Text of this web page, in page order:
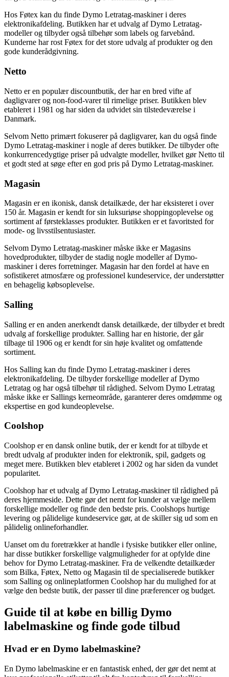
Hos Føtex kan du finde Dymo Letratag-maskiner i deres
elektronikafdeling. Butikken har et udvalg af Dymo Letratag-
modeller og tilbyder også tilbehør som labels og farvebånd.
Kunderne har rost Føtex for det store udvalg af produkter og den
gode kunderådgivning.
Netto
Netto er en populær discountbutik, der har en bred vifte af
dagligvarer og non-food-varer til rimelige priser. Butikken blev
etableret i 1981 og har siden da udvidet sin tilstedeværelse i
Danmark.
Selvom Netto primært fokuserer på dagligvarer, kan du også finde
Dymo Letratag-maskiner i nogle af deres butikker. De tilbyder ofte
konkurrencedygtige priser på udvalgte modeller, hvilket gør Netto til
et godt sted at søge efter en god pris på Dymo Letratag-maskiner.
Magasin
Magasin er en ikonisk, dansk detailkæde, der har eksisteret i over
150 år. Magasin er kendt for sin luksuriøse shoppingoplevelse og
sortiment af førsteklasses produkter. Butikken er et favoritsted for
mode- og livsstilsentusiaster.
Selvom Dymo Letratag-maskiner måske ikke er Magasins
hovedprodukter, tilbyder de stadig nogle modeller af Dymo-
maskiner i deres forretninger. Magasin har den fordel at have en
sofistikeret atmosfære og professionel kundeservice, der understøtter
en behagelig købsoplevelse.
Salling
Salling er en anden anerkendt dansk detailkæde, der tilbyder et bredt
udvalg af forskellige produkter. Salling har en historie, der går
tilbage til 1906 og er kendt for sin høje kvalitet og omfattende
sortiment.
Hos Salling kan du finde Dymo Letratag-maskiner i deres
elektronikafdeling. De tilbyder forskellige modeller af Dymo
Letratag og har også tilbehør til rådighed. Selvom Dymo Letratag
måske ikke er Sallings kerneområde, garanterer deres omdømme og
ekspertise en god kundeoplevelse.
Coolshop
Coolshop er en dansk online butik, der er kendt for at tilbyde et
bredt udvalg af produkter inden for elektronik, spil, gadgets og
meget mere. Butikken blev etableret i 2002 og har siden da vundet
popularitet.
Coolshop har et udvalg af Dymo Letratag-maskiner til rådighed på
deres hjemmeside. Dette gør det nemt for kunder at vælge mellem
forskellige modeller og finde den bedste pris. Coolshops hurtige
levering og pålidelige kundeservice gør, at de skiller sig ud som en
pålidelig onlineforhandler.
Uanset om du foretrækker at handle i fysiske butikker eller online,
har disse butikker forskellige valgmuligheder for at opfylde dine
behov for Dymo Letratag-maskiner. Fra de velkendte detailkæder
som Bilka, Føtex, Netto og Magasin til de specialiserede butikker
som Salling og onlineplatformen Coolshop har du mulighed for at
vælge den bedste butik, der passer til dine præferencer og budget.
Guide til at købe en billig Dymo
labelmaskine og finde gode tilbud
Hvad er en Dymo labelmaskine?
En Dymo labelmaskine er en fantastisk enhed, der gør det nemt at